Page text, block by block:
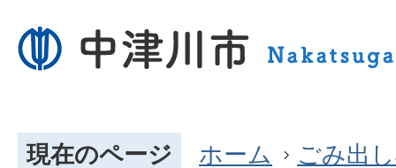
現在のページ ホーム ごみ出